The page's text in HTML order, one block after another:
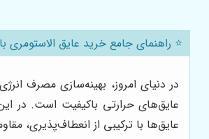
⭐️ راهنمای جامع خرید عایق الاستومری
در دنیای امروز، بهینه‌سازی مصرف
عایق‌های حرارتی باکیفیت است. در
عایق‌ها با ترکیبی از انعطاف‌پذیری،